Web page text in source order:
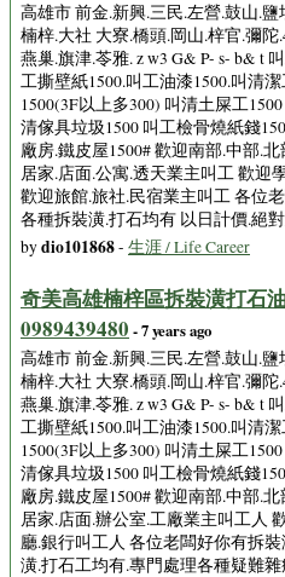
高雄市 前金.新興.三民.左營.鼓山.
楠梓.大社 大寮.橋頭.岡山.梓官.彌陀
燕巢.旗津.苓雅. z w3 G& P- s- b& t
工撕壁紙1500.叫工油漆1500.叫清
1500(3F以上多300) 叫清土屎工
清傢具垃圾1500 叫工檢骨燒紙錢
廠房.鐵皮屋1500# 歡迎南部.中部.
居家.店面.公寓.透天業主叫工 歡迎
歡迎旅館.旅社.民宿業主叫工 各位
各種拆裝潢.打石均有 以日計價.絕
bydio101868- 生涯 / Life Career
奇美高雄楠梓區拆裝潢打石
0989439480 - 7 years ago
高雄市 前金.新興.三民.左營.鼓山.
楠梓.大社 大寮.橋頭.岡山.梓官.彌陀
燕巢.旗津.苓雅. z w3 G& P- s- b& t
工撕壁紙1500.叫工油漆1500.叫清
1500(3F以上多300) 叫清土屎工
清傢具垃圾1500 叫工檢骨燒紙錢
廠房.鐵皮屋1500# 歡迎南部.中部.
居家.店面.辦公室.工廠業主叫工人
廳.銀行叫工人 各位老闆好你有拆
潢.打石工均有.專門處理各種疑難